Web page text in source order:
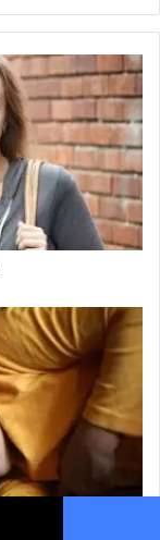
ا
ل
ا
ع
ت
ا
ا
ل
س
3
ر
ل